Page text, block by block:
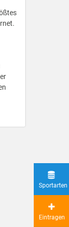
Sportarten
Eintragen